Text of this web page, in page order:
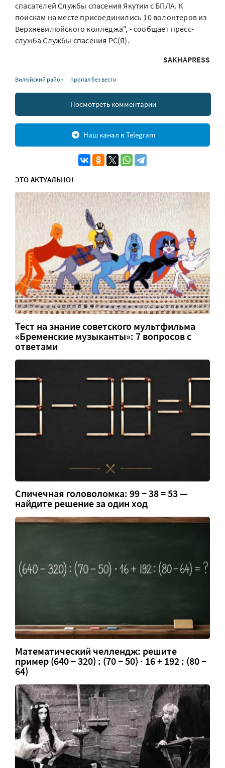
спасателей Службы спасения Якутии с БПЛА. К
поискам на месте присоединились 10 волонтеров из
Верхневилюйского колледжа", - сообщает пресс-
служба Службы спасения РС(Я).
SAKHAPRESS
Вилюйский район пропал без вести
Посмотреть комментарии
Наш канал в Telegram
ЭТО АКТУАЛЬНО!
Тест на знание советского мультфильма
«Бременские музыканты»: 7 вопросов с
ответами
Спичечная головоломка: 99 − 38 = 53 —
найдите решение за один ход
Математический челлендж: решите
пример (640 − 320) : (70 − 50) · 16 + 192 : (80 −
64)